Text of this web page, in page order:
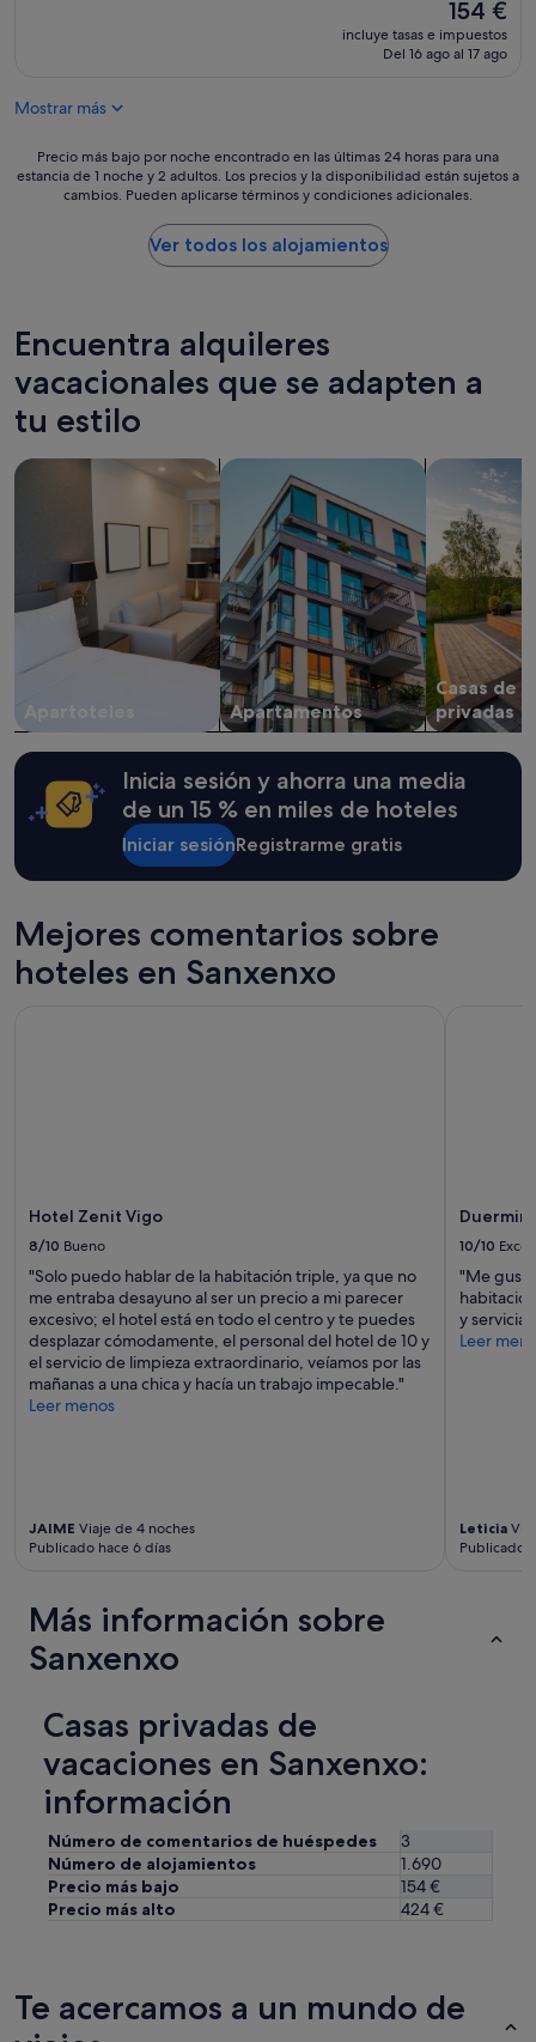
a
r
i
n
d
El
precio
actual
154 €
incluye tasas e impuestos
Del 16 ago al 17 ago
Mostrar más
Precio
más
últimas
24 horas
para
una
estancia
de
1 noche
y
disponibilidad
Pueden
aplicarse
términos
condiciones
adicionales.
Precio más bajo por noche encontrado en las últimas 24 horas para una
estancia de 1 noche y 2 adultos. Los precios y la disponibilidad están sujetos a
cambios. Pueden aplicarse términos y condiciones adicionales.
Ver todos los alojamientos
Encuentra alquileres
vacacionales que se adapten a
tu estilo
Apartoteles
Buscar apartoteles
Apartamentos
Buscar apartamentos
Casas de
privadas
buscar
Inicia sesión y ahorra una media
de un 15 % en miles de hoteles
Iniciar sesiónRegistrarme gratis
Mejores comentarios sobre
hoteles en Sanxenxo
Hotel Zenit Vigo
8/10 Bueno
"Solo puedo hablar de la habitación triple, ya que no
me entraba desayuno al ser un precio a mi parecer
excesivo; el hotel está en todo el centro y te puedes
desplazar cómodamente, el personal del hotel de 10 y
el servicio de limpieza extraordinario, veíamos por las
mañanas a una chica y hacía un trabajo impecable."
Leer menos
JAIME Viaje de 4 noches
Publicado hace 6 días
10/10
"Me
y
Leer
Leticia
Publicado
Más información sobre
Sanxenxo
Casas privadas de
vacaciones en Sanxenxo:
información
Número de comentarios de huéspedes
3
Número de alojamientos
1.690
Precio más bajo
154 €
Precio más alto
424 €
Te acercamos a un mundo de